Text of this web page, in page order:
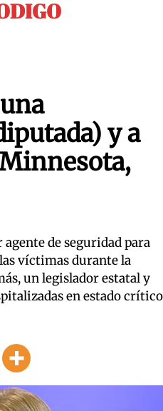
y a
de seguridad para
víctimas durante la
un legislador estatal y
en estado crítico